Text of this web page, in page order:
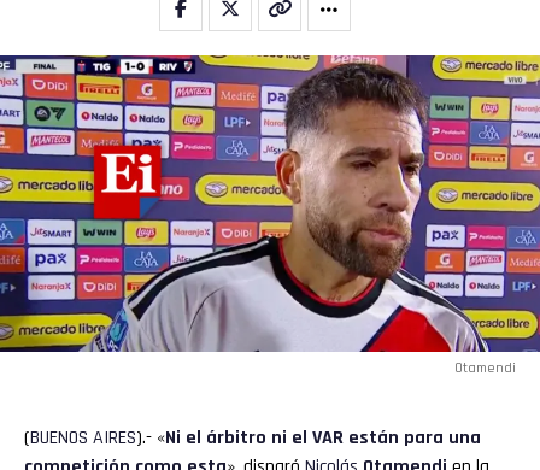
Otamendi
(BUENOS AIRES).- «Ni el árbitro ni el VAR están para una